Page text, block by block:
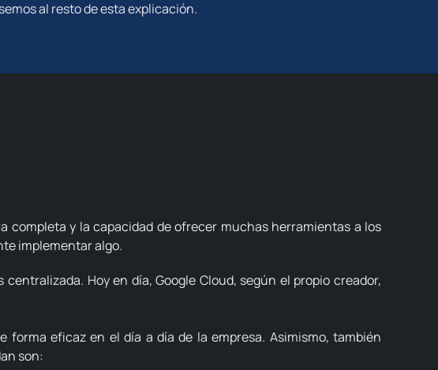
al resto de esta explicación.
y la capacidad de ofrecer muchas herramientas a los
implementar algo.
Hoy en día, Google Cloud, según el propio creador,
forma eficaz en el día a día de la empresa. Asimismo, también
son: